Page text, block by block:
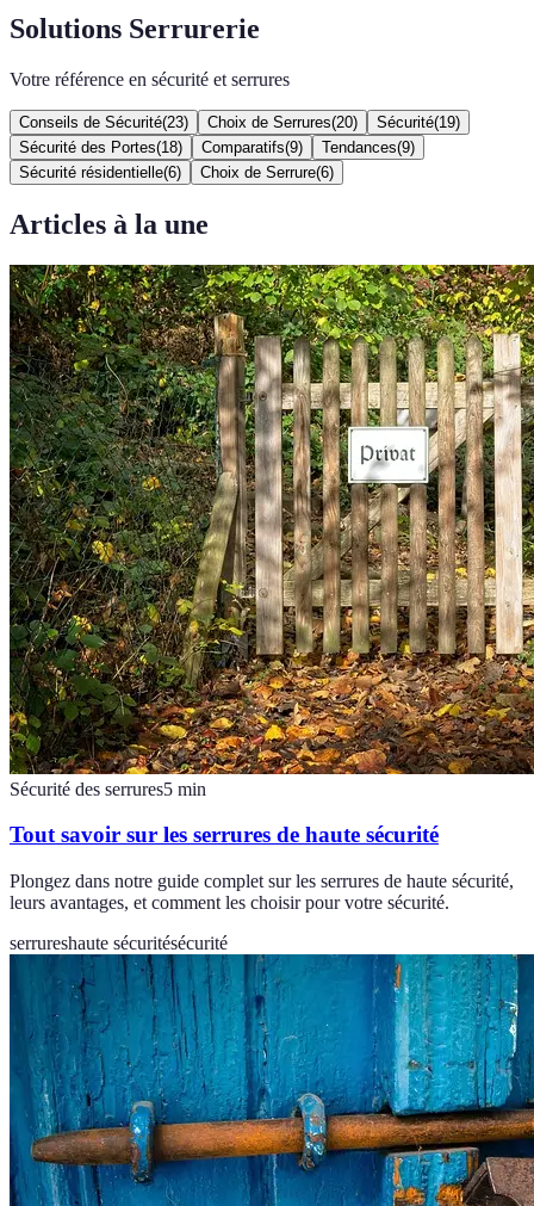
Solutions Serrurerie
Votre référence en sécurité et serrures
Conseils de Sécurité(23) Choix de Serrures(20) Sécurité(19)
Sécurité des Portes(18) Comparatifs(9) Tendances(9)
Sécurité résidentielle(6) Choix de Serrure(6)
Articles à la une
Sécurité des serrures5 min
Tout savoir sur les serrures de haute sécurité
Plongez dans notre guide complet sur les serrures de haute sécurité,
leurs avantages, et comment les choisir pour votre sécurité.
serrureshaute sécuritésécurité